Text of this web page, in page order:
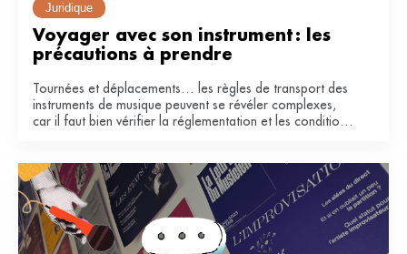
Juridique
Voyager avec son instrument : les
précautions à prendre
Tournées et déplacements… les règles de transport des
instruments de musique peuvent se révéler complexes,
car il faut bien vérifier la réglementation et les conditions